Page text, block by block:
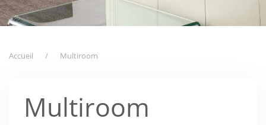
Accueil Multiroom
Multiroom